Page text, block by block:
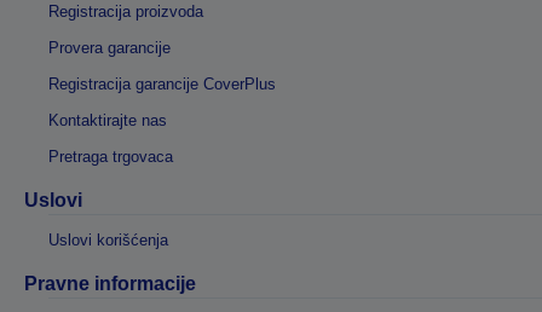
Registracija proizvoda
Provera garancije
Registracija garancije CoverPlus
Kontaktirajte nas
Pretraga trgovaca
Uslovi
Uslovi korišćenja
Pravne informacije